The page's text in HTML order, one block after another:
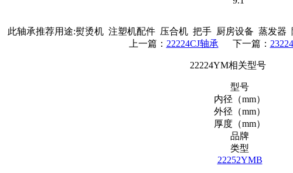
此轴承推荐用途:熨烫机 注塑机配件 压合机 把手 厨房设备 蒸发器
上一篇： 22224CJ轴承 下一篇：
22224YM相关型号
型号
内径（mm）
外径（mm）
厚度（mm）
品牌
类型
22252YMB